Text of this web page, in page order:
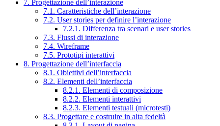
7. Progettazione dell’interazione
7.1. Caratteristiche dell’interazione
7.2. User stories per definire l’interazione
7.2.1. Differenza tra scenari e user stories
7.3. Flussi di interazione
7.4. Wireframe
7.5. Prototipi interattivi
8. Progettazione dell’interfaccia
8.1. Obiettivi dell’interfaccia
8.2. Elementi dell’interfaccia
8.2.1. Elementi di composizione
8.2.2. Elementi interattivi
8.2.3. Elementi testuali (microtesti)
8.3. Progettare e costruire in alta fedeltà